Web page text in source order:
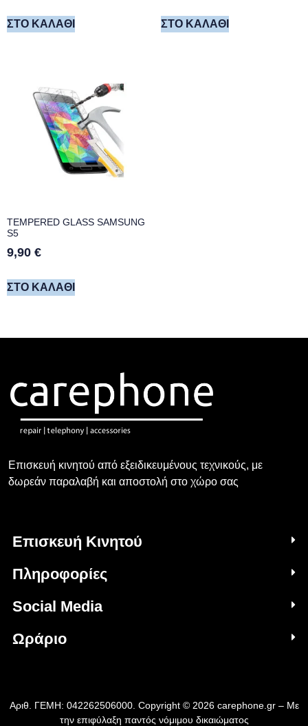
ΣΤΟ ΚΑΛΆΘΙ ΣΤΟ ΚΑΛΆΘΙ
TEMPERED GLASS SAMSUNG
S5
9,90 €
ΣΤΟ ΚΑΛΆΘΙ
Επισκευή κινητού από εξειδικευμένους τεχνικούς, με
δωρεάν παραλαβή και αποστολή στο χώρο σας
Επισκευή Κινητού
Πληροφορίες
Social Media
Ωράριο
Αριθ. ΓΕΜΗ: 042262506000. Copyright © 2026 carephone.gr – Με
την επιφύλαξη παντός νόμιμου δικαιώματος